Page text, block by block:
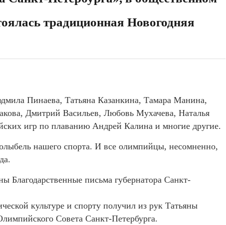
традиционная Новогодняя
Пинаева, Татьяна Казанкина, Тамара Манина,
Дмитрий Васильев, Любовь Мухачева, Наталья
игр по плаванию Андрей Калина и многие другие.
нашего спорта. И все олимпийцы, несомненно,
Благодарственные письма губернатора Санкт-
культуре и спорту получил из рук Татьяны
Совета Санкт-Петербурга.